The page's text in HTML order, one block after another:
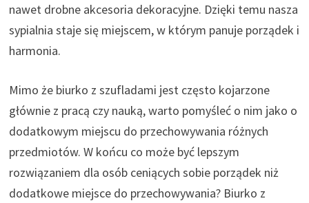
nawet drobne akcesoria dekoracyjne. Dzięki temu nasza
sypialnia staje się miejscem, w którym panuje porządek i
harmonia.
Mimo że biurko z szufladami jest często kojarzone
głównie z pracą czy nauką, warto pomyśleć o nim jako o
dodatkowym miejscu do przechowywania różnych
przedmiotów. W końcu co może być lepszym
rozwiązaniem dla osób ceniących sobie porządek niż
dodatkowe miejsce do przechowywania? Biurko z